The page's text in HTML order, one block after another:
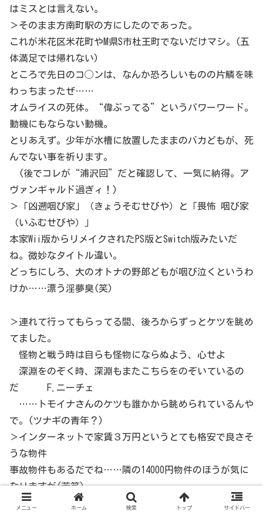
はミスとは言えない。
＞そのまま方南町駅の方にしたのであった。
これが米花区米花町やM県S市杜王町でないだけマシ。(五
体満足では帰れない)
ところで先日のコ◯ンは、なんか恐ろしいものの片鱗を味
わっちまったぜ……
オムライスの死体。“偉ぶってる”というパワーワード。
動機にもならない動機。
とりあえず。少年が水槽に放置したままのバカどもが、死
んでない事を祈ります。
(後でコレが“浦沢回”だと確認して、一気に納得。ア
ヴァンギャルド過ぎィ！)
＞「凶遡咽び家」（きょうそむせびや）と「畏怖 咽び家
（いふむせびや）」
本家Wii版からリメイクされたPS版とSwitch版みたいだ
ね。微妙なタイトル違い。
どっちにしろ、大のオトナの野郎どもが咽び泣くというわ
けか……漂う淫夢臭(笑)
＞連れて行ってもらってる間、後ろからずっとケツを眺め
てました。
怪物と戦う時は自らも怪物にならぬよう、心せよ
深淵をのぞく時、深淵もまたこちらをのぞいているの
だ F.ニーチェ
……トモイナさんのケツも誰かから眺められているんや
で。(ツナギの青年？)
＞インターネットで家賃３万円というとても格安で良さそ
うな物件
事故物件もあるだでね……隣の14000円物件のほうが気に
なりますが(苦笑)
＞「キャストへの性的質問禁止」っという、謎の項目が。
メニュー ホーム 検索 トップ サイドバー